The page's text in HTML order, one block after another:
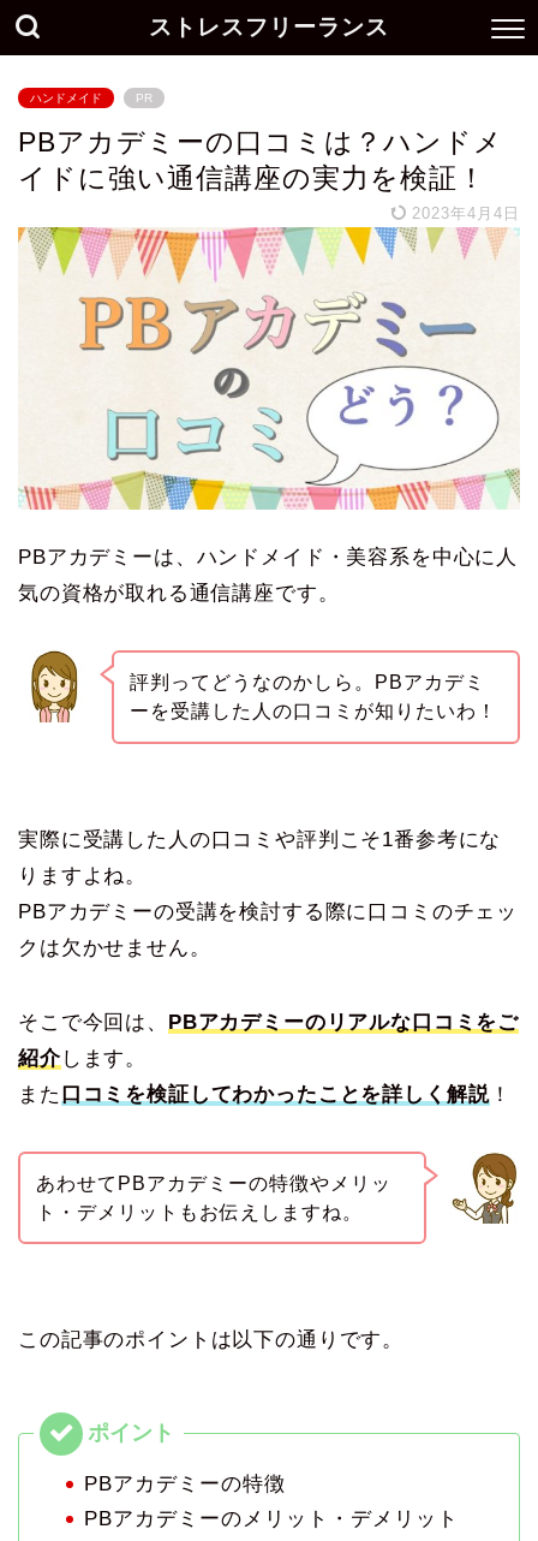
ストレスフリーランス
ハンドメイド PR
PBアカデミーの口コミは？ハンドメ
イドに強い通信講座の実力を検証！
2023年4月4日
PBアカデミーは、ハンドメイド・美容系を中心に人
気の資格が取れる通信講座です。
評判ってどうなのかしら。PBアカデミ
ーを受講した人の口コミが知りたいわ！
実際に受講した人の口コミや評判こそ1番参考にな
りますよね。
PBアカデミーの受講を検討する際に口コミのチェッ
クは欠かせません。
そこで今回は、 PBアカデミーのリアルな口コミをご
紹介します。
また 口コミを検証してわかったことを詳しく解説！
あわせてPBアカデミーの特徴やメリッ
ト・デメリットもお伝えしますね。
この記事のポイントは以下の通りです。
PBアカデミーの特徴
PBアカデミーのメリット・デメリット